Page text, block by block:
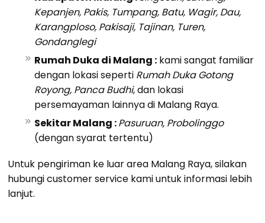
Kepanjen, Pakis, Tumpang, Batu, Wagir, Dau,
Karangploso, Pakisaji, Tajinan, Turen,
Gondanglegi
Rumah Duka di Malang : kami sangat familiar
dengan lokasi seperti Rumah Duka Gotong
Royong, Panca Budhi, dan lokasi
persemayaman lainnya di Malang Raya.
Sekitar Malang :Pasuruan, Probolinggo
(dengan syarat tertentu)
Untuk pengiriman ke luar area Malang Raya, silakan
hubungi customer service kami untuk informasi lebih
lanjut.